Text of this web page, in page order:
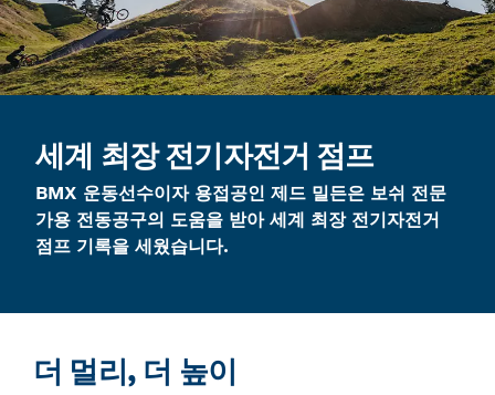
세계 최장 전기자전거 점프
BMX 운동선수이자 용접공인 제드 밀든은 보쉬 전문
가용 전동공구의 도움을 받아 세계 최장 전기자전거
점프 기록을 세웠습니다.
더 멀리, 더 높이